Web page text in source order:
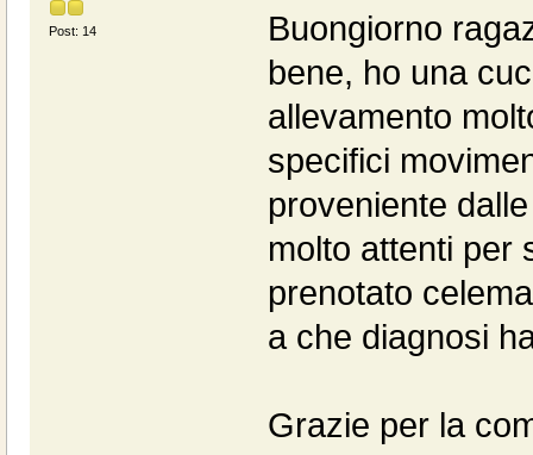
Post: 14
Buongiorno
bene, ho una
allevamento
specifici
proveniente
molto attenti per
prenotato
a che diagnosi
Grazie per la